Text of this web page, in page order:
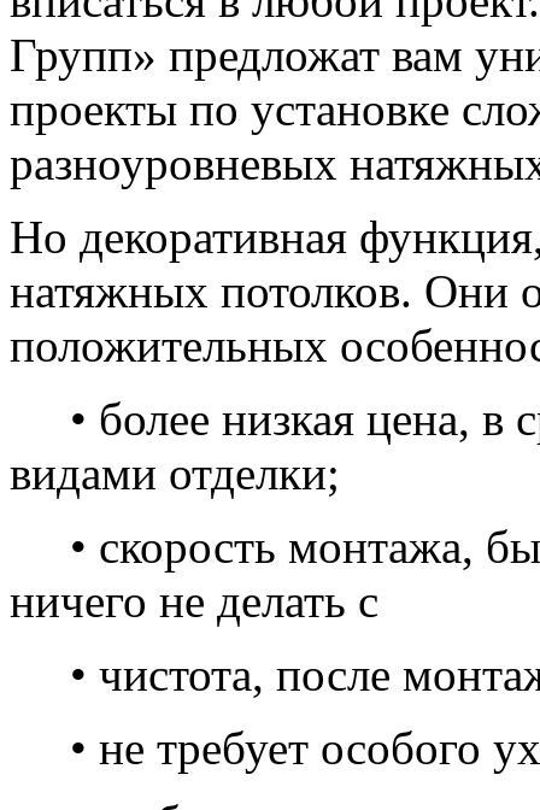
Групп» предложат вам
проекты по установке
разноуровневых
Но декоративная
натяжных потолков. Они
положительных
• более низкая цена, в
видами отделки;
• скорость монтажа,
ничего не делать с
• чистота, после
• не требует особого